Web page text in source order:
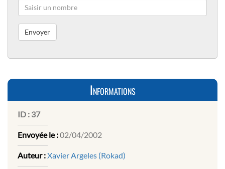
Informations
ID : 37
Envoyée le :02/04/2002
Auteur :Xavier Argeles (Rokad)